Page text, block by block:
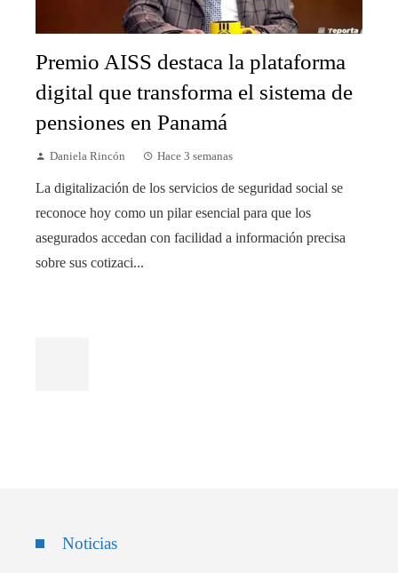
Premio AISS destaca la plataforma
digital que transforma el sistema de
pensiones en Panamá
Daniela Rincón Hace 3 semanas
La digitalización de los servicios de seguridad social se
reconoce hoy como un pilar esencial para que los
asegurados accedan con facilidad a información precisa
sobre sus cotizaci...
Noticias